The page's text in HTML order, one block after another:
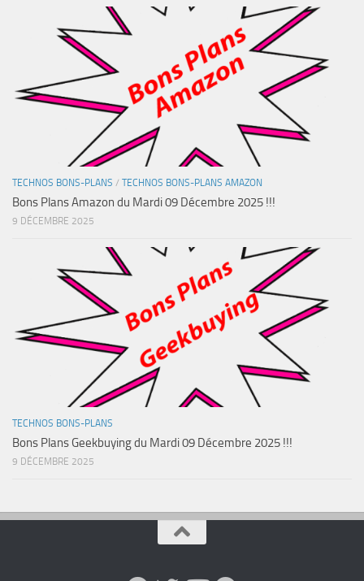
TECHNOS BONS-PLANS / TECHNOS BONS-PLANS AMAZON
Bons Plans Amazon du Mardi 09 Décembre 2025 !!!
9 DÉCEMBRE 2025
TECHNOS BONS-PLANS
Bons Plans Geekbuying du Mardi 09 Décembre 2025 !!!
9 DÉCEMBRE 2025